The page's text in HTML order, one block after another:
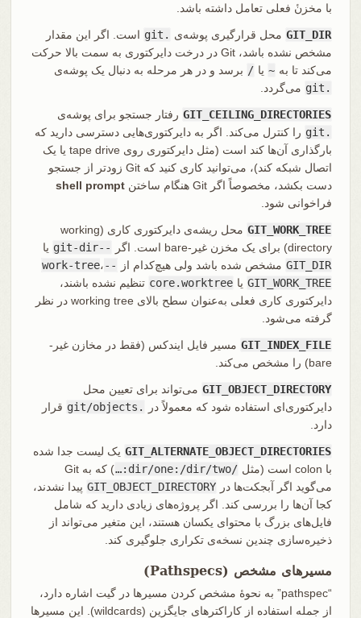
با مخزنٔ فعلی تعامل داشته باشد.
GIT_DIR محل قرارگیری پوشه‌ی .git
است. اگر این مقدار
مشخص نشده باشد، Git در درخت دایرکتوری به سمت بالا حرکت
می‌کند تا به ~ یا / برسد و در هر مرحله به دنبال یک پوشه‌ی
.git
می‌گردد.
GIT_CEILING_DIRECTORIES رفتار جستجو برای پوشه‌ی
.git
را کنترل می‌کند. اگر به دایرکتوری‌هایی دسترسی دارید که
بارگذاری آن‌ها کند است (مثل دایرکتوری روی tape drive یا یک
اتصال شبکه کند)، می‌توانید کاری کنید که Git زودتر از جستجو
دست بکشد، مخصوصاً اگر Git هنگام ساختن
shell prompt
فراخوانی شود.
GIT_WORK_TREE
محل ریشه‌ی دایرکتوری کاری (working
directory) برای یک مخزن غیر-bare است. اگر
--git-dir
یا
GIT_DIR مشخص شده باشد ولی هیچ‌کدام از --work-tree،
GIT_WORK_TREE یا core.worktree تنظیم نشده باشند،
دایرکتوری کاری فعلی به‌عنوان سطح بالای working tree در نظر
گرفته می‌شود.
GIT_INDEX_FILE مسیر فایل ایندکس (فقط در مخازن غیر-
bare) را مشخص می‌کند.
GIT_OBJECT_DIRECTORY می‌تواند برای تعیین محل
دایرکتوری‌ای استفاده شود که معمولاً در
.git/objects
قرار
دارد.
GIT_ALTERNATE_OBJECT_DIRECTORIES یک لیست جدا شده
با colon است (مثل
/dir/one:/dir/two:…
) که به Git
می‌گوید اگر آبجکت‌ها در GIT_OBJECT_DIRECTORY پیدا نشدند،
کجا آن‌ها را بررسی کند. اگر پروژه‌های زیادی دارید که شامل
فایل‌های بزرگ با محتوای یکسان هستند، این متغیر می‌تواند از
ذخیره‌سازی چندین نسخه‌ی تکراری جلوگیری کند.
مسیرهای مشخص (Pathspecs)
“pathspec” به نحوهٔ مشخص کردن مسیرها در گیت اشاره دارد،
از جمله استفاده از کاراکترهای جایگزین (wildcards). این مسیرها